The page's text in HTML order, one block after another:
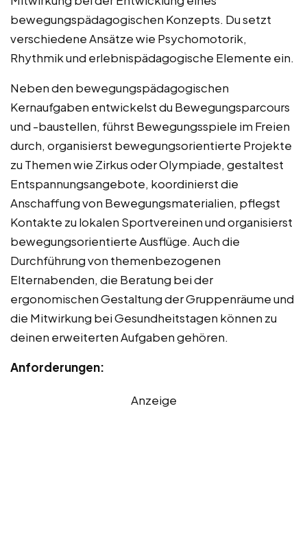
bewegungspädagogischen Konzepts. Du setzt
verschiedene Ansätze wie Psychomotorik,
Rhythmik und erlebnispädagogische Elemente ein.
Neben den bewegungspädagogischen
Kernaufgaben entwickelst du Bewegungsparcours
und -baustellen, führst Bewegungsspiele im Freien
durch, organisierst bewegungsorientierte Projekte
zu Themen wie Zirkus oder Olympiade, gestaltest
Entspannungsangebote, koordinierst die
Anschaffung von Bewegungsmaterialien, pflegst
Kontakte zu lokalen Sportvereinen und organisierst
bewegungsorientierte Ausflüge. Auch die
Durchführung von themenbezogenen
Elternabenden, die Beratung bei der
ergonomischen Gestaltung der Gruppenräume und
die Mitwirkung bei Gesundheitstagen können zu
deinen erweiterten Aufgaben gehören.
Anforderungen:
Anzeige